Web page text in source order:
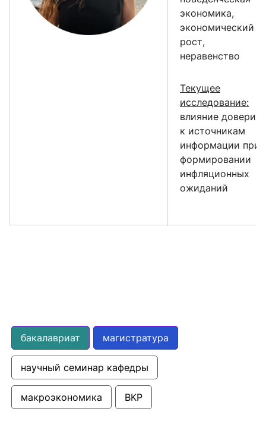
экономика,
экономический
рост,
неравенство
Текущее
исследование:
влияние доверия
к источникам
информации при
формировании
инфляционных
ожиданий
бакалавриат магистратура
научный семинар кафедры
макроэкономика ВКР